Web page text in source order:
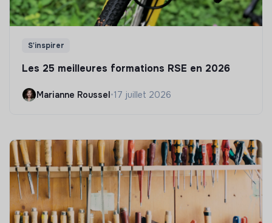
S'inspirer
Les 25 meilleures formations RSE en 2026
Marianne Roussel•17 juillet 2026